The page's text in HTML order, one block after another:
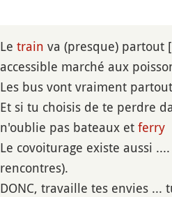
Le train va (presque) partout
accessible marché aux
Les bus vont vraiment
Et si tu choisis de te perdre
n'oublie pas bateaux et ferry
Le covoiturage existe aussi
rencontres).
DONC, travaille tes envies